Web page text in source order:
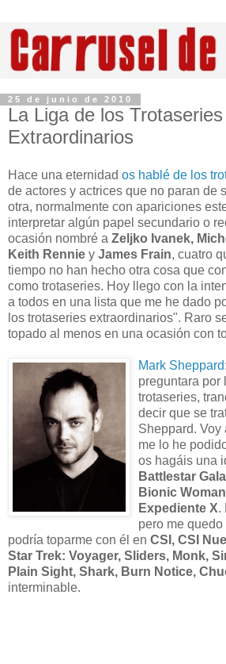
25 de junio de 2010
La Liga de los Trotaseries
Extraordinarios
Hace una eternidad os hablé de los
de actores y actrices que no paran de
otra, normalmente con apariciones
interpretar algún papel secundario o
ocasión nombré a Zeljko Ivanek,
Keith Rennie y James Frain, cuatro
tiempo no han hecho otra cosa que
como trotaseries. Hoy llego con la
a todos en una lista que me he dado
los trotaseries extraordinarios". Raro
topado al menos en una ocasión con
Mark Sheppard
preguntara por
trotaseries,
decir que se
Sheppard. Voy
me lo he
os hagáis una
Battlestar
Bionic
Expediente X.
pero me
podría toparme con él en CSI, CSI
Star Trek: Voyager, Sliders, Monk,
Plain Sight, Shark, Burn Notice,
interminable.